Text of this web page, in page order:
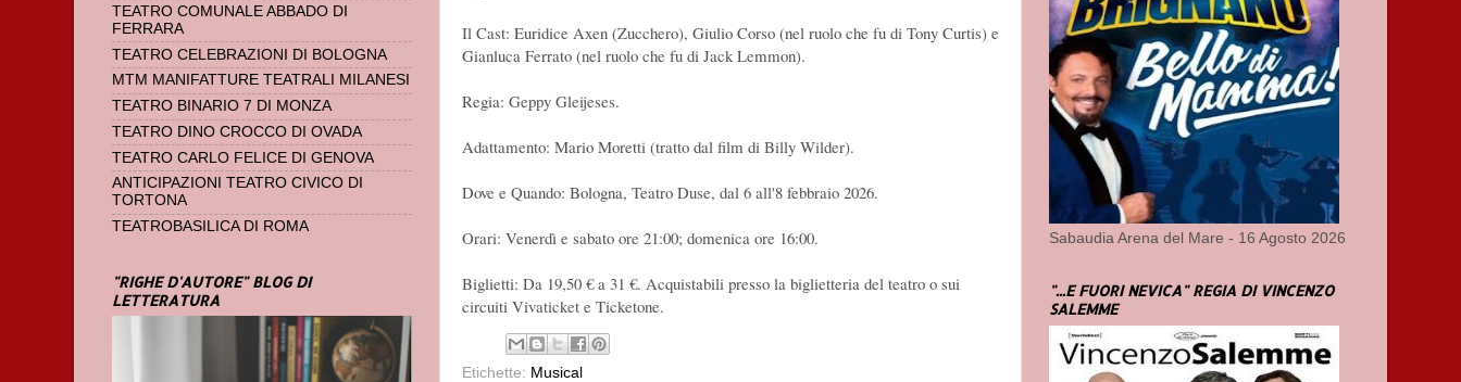
Il Cast: Euridice Axen (Zucchero), Giulio Corso (nel ruolo che fu di Tony Curtis) e
Gianluca Ferrato (nel ruolo che fu di Jack Lemmon).
Regia: Geppy Gleijeses.
Adattamento: Mario Moretti (tratto dal film di Billy Wilder).
Dove e Quando: Bologna, Teatro Duse, dal 6 all'8 febbraio 2026.
Orari: Venerdì e sabato ore 21:00; domenica ore 16:00.
Biglietti: Da 19,50 € a 31 €. Acquistabili presso la biglietteria del teatro o sui
circuiti Vivaticket e Ticketone.
Etichette: Musical
TEATRO COMUNALE ABBADO DI
FERRARA
TEATRO CELEBRAZIONI DI BOLOGNA
MTM MANIFATTURE TEATRALI MILANESI
TEATRO BINARIO 7 DI MONZA
TEATRO DINO CROCCO DI OVADA
TEATRO CARLO FELICE DI GENOVA
ANTICIPAZIONI TEATRO CIVICO DI
TORTONA
TEATROBASILICA DI ROMA
"RIGHE D'AUTORE" BLOG DI
LETTERATURA
Sabaudia Arena del Mare - 16 Agosto 2026
"...E FUORI NEVICA" REGIA DI VINCENZO
SALEMME